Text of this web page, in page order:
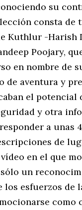
su
consta de
Kuthlur -Harish
Poojary,
en nombre de
de aventura y
el
y otra
a unas
de
en el que
un
esfuerzos de
como